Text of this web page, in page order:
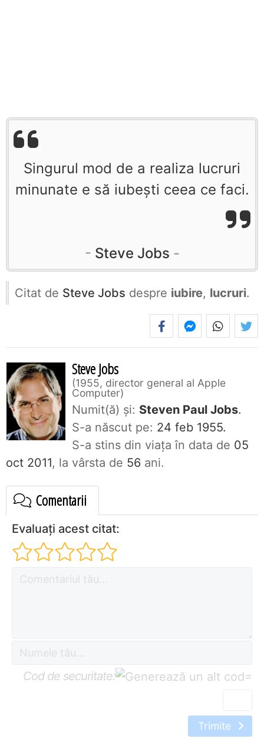
Singurul mod de a realiza lucruri
minunate e să iubești ceea ce faci.
Steve Jobs
Citat de Steve Jobs despre iubire, lucruri.
Steve Jobs
1955, director general al Apple
Computer
Numit(ă) și: Steven Paul Jobs.
S-a născut pe: 24 feb 1955.
S-a stins din viaţa în data de 05
oct 2011, la vârsta de 56 ani.
Comentarii
Evaluați acest citat:
Cod de securitate: =
Trimite